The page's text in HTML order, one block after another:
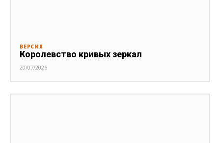
ВЕРСИЯ
Королевство кривых зеркал
20/07/2026